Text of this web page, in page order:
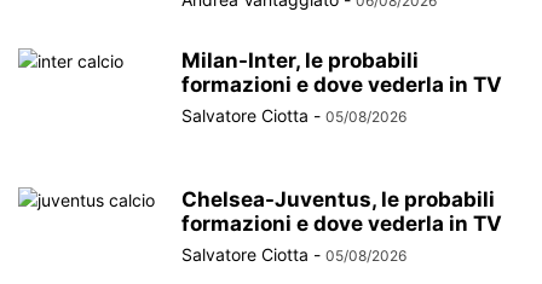
Milan-Inter, le probabili
formazioni e dove vederla in TV
Salvatore Ciotta - 05/08/2026
Chelsea-Juventus, le probabili
formazioni e dove vederla in TV
Salvatore Ciotta - 05/08/2026